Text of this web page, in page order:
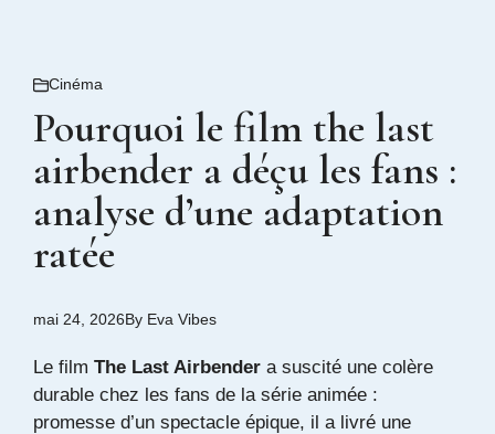
Cinéma
Pourquoi le film the last
airbender a déçu les fans :
analyse d’une adaptation
ratée
mai 24, 2026By Eva Vibes
Le film The Last Airbender a suscité une colère
durable chez les fans de la série animée :
promesse d’un spectacle épique, il a livré une